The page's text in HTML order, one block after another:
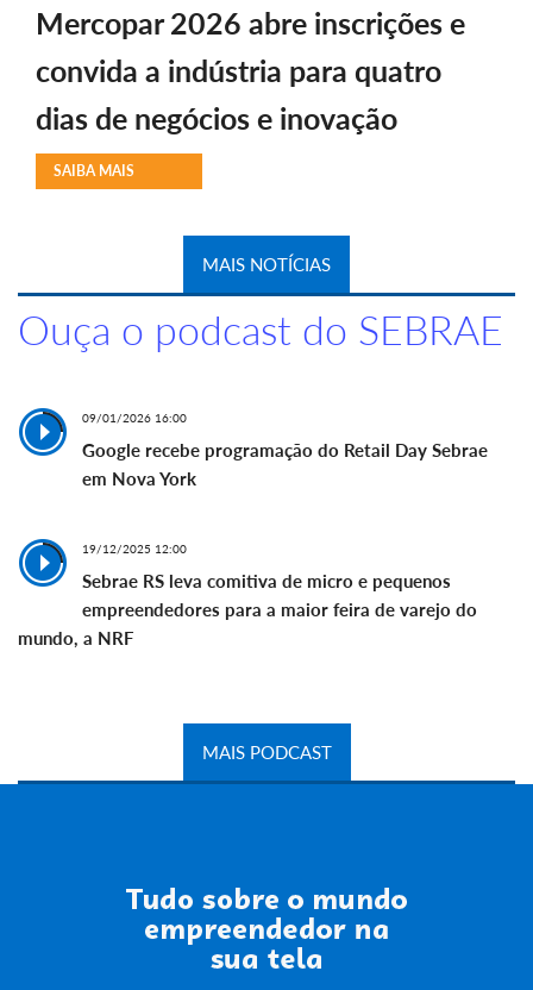
Mercopar 2026 abre inscrições e
convida a indústria para quatro
dias de negócios e inovação
SAIBA MAIS
MAIS NOTÍCIAS
Ouça o podcast do SEBRAE
09/01/2026 16:00
Google recebe programação do Retail Day Sebrae
em Nova York
19/12/2025 12:00
Sebrae RS leva comitiva de micro e pequenos
empreendedores para a maior feira de varejo do
mundo, a NRF
MAIS PODCAST